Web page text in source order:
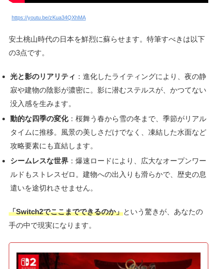
https://youtu.be/zKua34QXhMA
安土桃山時代の日本を鮮烈に蘇らせます。特筆すべきは以下
の3点です。
光と影のリアリティ ：進化したライティングにより、夜の静
寂や建物の陰影が濃密に。影に潜むステルスが、かつてない
没入感を生みます。
動的な四季の変化：桜舞う春から雪の冬まで、季節がリアル
タイムに推移。風景の美しさだけでなく、凍結した水面など
攻略要素にも直結します。
シームレスな世界 ：爆速ロードにより、広大なオープンワー
ルドもストレスゼロ。建物への出入りも滑らかで、歴史の息
遣いを途切れさせません。
「Switch2でここまでできるのか」という驚きが、あなたの
手の中で現実になります。